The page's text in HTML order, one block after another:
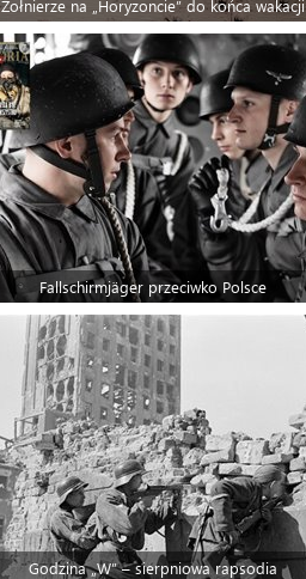
Żołnierze na „Horyzoncie” do końca wakacji
Fallschirmjäger przeciwko Polsce
Godzina „W” – sierpniowa rapsodia